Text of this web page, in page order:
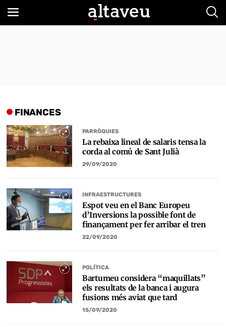
FINANCES
PARRÒQUIES
La rebaixa lineal de salaris tensa la
corda al comú de Sant Julià
29/09/2020
INFRAESTRUCTURES
Espot veu en el Banc Europeu
d’Inversions la possible font de
finançament per fer arribar el tren
22/09/2020
POLÍTICA
Bartumeu considera “maquillats”
els resultats de la banca i augura
fusions més aviat que tard
15/09/2020